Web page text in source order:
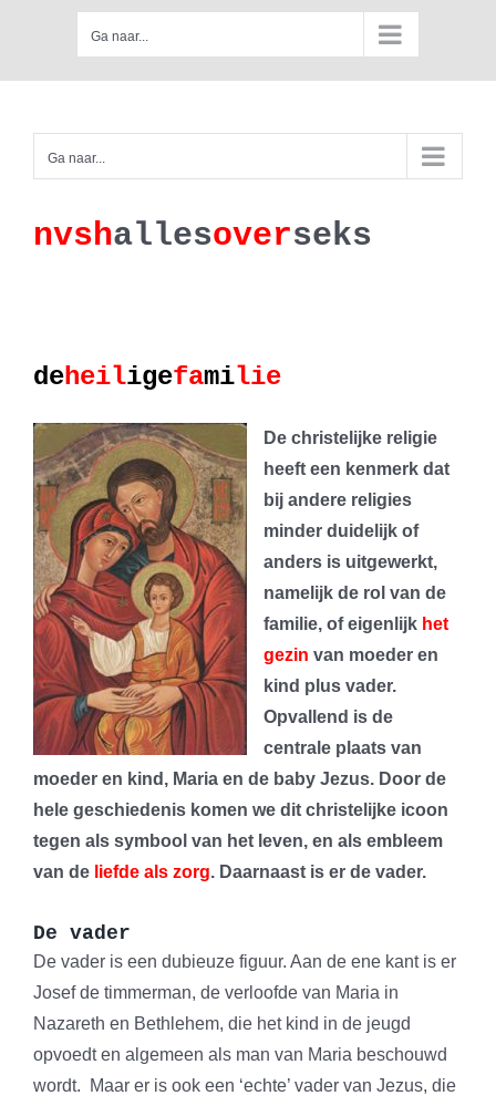
Ga naar...
Ga naar...
nvshallesoverseks
deheiligefamilie
De christelijke religie
heeft een kenmerk dat
bij andere religies
minder duidelijk of
anders is uitgewerkt,
namelijk de rol van de
familie, of eigenlijk het
gezin van moeder en
kind plus vader.
Opvallend is de
centrale plaats van
moeder en kind, Maria en de baby Jezus. Door de
hele geschiedenis komen we dit christelijke icoon
tegen als symbool van het leven, en als embleem
van de liefde als zorg. Daarnaast is er de vader.
De vader
De vader is een dubieuze figuur. Aan de ene kant is er
Josef de timmerman, de verloofde van Maria in
Nazareth en Bethlehem, die het kind in de jeugd
opvoedt en algemeen als man van Maria beschouwd
wordt. Maar er is ook een ‘echte’ vader van Jezus, die